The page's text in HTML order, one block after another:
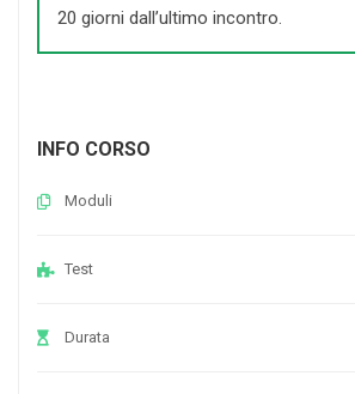
20 giorni dall’ultimo incontro.
INFO CORSO
Moduli
Test
Durata